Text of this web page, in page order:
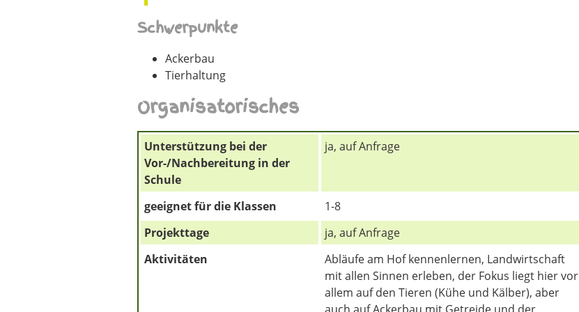
Schwerpunkte
Ackerbau
Tierhaltung
Organisatorisches
Unterstützung bei der
Vor-/Nachbereitung in der
Schule
ja, auf Anfrage
geeignet für die Klassen
1-8
Projekttage
ja, auf Anfrage
Aktivitäten
Abläufe am Hof kennenlernen, Landwirtschaft
mit allen Sinnen erleben, der Fokus liegt hier vor
allem auf den Tieren (Kühe und Kälber), aber